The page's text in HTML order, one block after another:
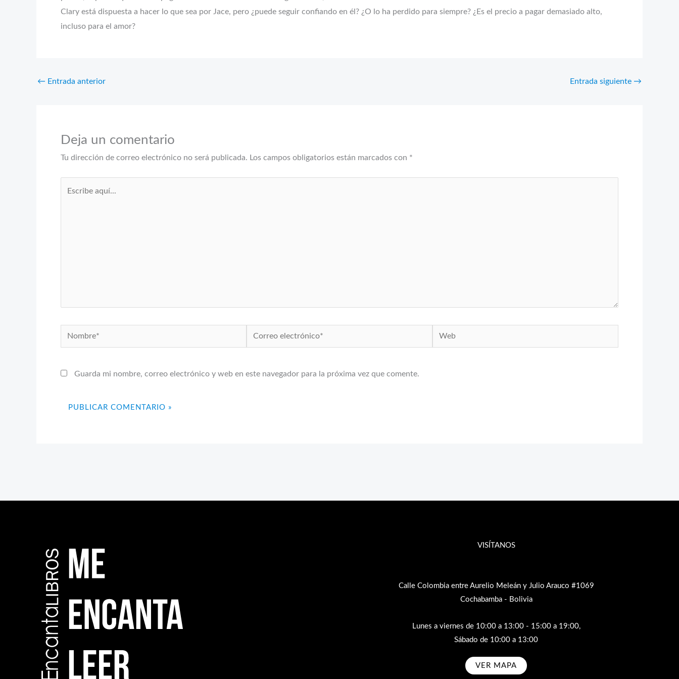
Clary está dispuesta a hacer lo que sea por Jace, pero ¿puede seguir confiando en él? ¿O lo ha perdido para siempre? ¿Es el precio a pagar demasiado alto,
incluso para el amor?
← Entrada anterior Entrada siguiente →
Deja un comentario
Tu dirección de correo electrónico no será publicada. Los campos obligatorios están marcados con *
Nombre*
Correo
electrónico*
Web
Guarda mi nombre, correo electrónico y web en este navegador para la próxima vez que comente.
VISÍTANOS
Calle Colombia entre Aurelio Meleán y Julio Arauco #1069
Cochabamba - Bolivia
Lunes a viernes de 10:00 a 13:00 - 15:00 a 19:00,
Sábado de 10:00 a 13:00
VER MAPA